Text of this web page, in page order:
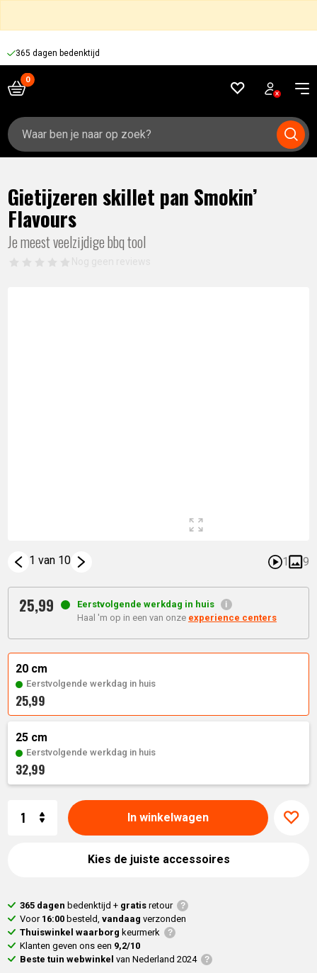
365 dagen bedenktijd
Zoeken
naar:
Gietijzeren skillet pan Smokin’
Flavours
Je meest veelzijdige bbq tool
1 van 10 1 9
25,99
Eerstvolgende werkdag in huis
Haal 'm op in een van onze experience centers
20 cm
25,99
Eerstvolgende werkdag in huis
25 cm
32,99
Eerstvolgende werkdag in huis
In winkelwagen
Kies de juiste accessoires
365 dagen bedenktijd + gratisretour
Voor 16:00 besteld,vandaag verzonden
Thuiswinkel waarborg keurmerk
Klanten geven ons een 9,2/10
Beste tuin webwinkel van Nederland 2024